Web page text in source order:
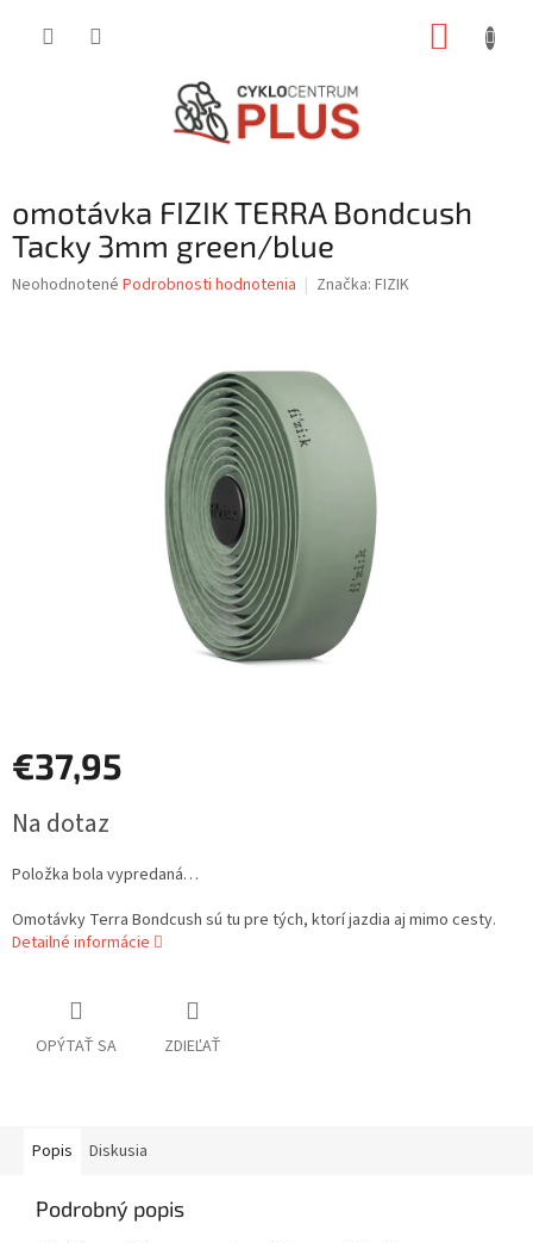
omotávka FIZIK TERRA Bondcush
Tacky 3mm green/blue
Priemerné
Neohodnotené Podrobnosti hodnotenia Značka: FIZIK
€37,95
cena:
Na dotaz
Položka bola vypredaná…
Omotávky Terra Bondcush sú tu pre tých, ktorí jazdia aj mimo cesty.
Detailné informácie
OPÝTAŤ SA ZDIEĽAŤ
Popis Diskusia
Podrobný popis